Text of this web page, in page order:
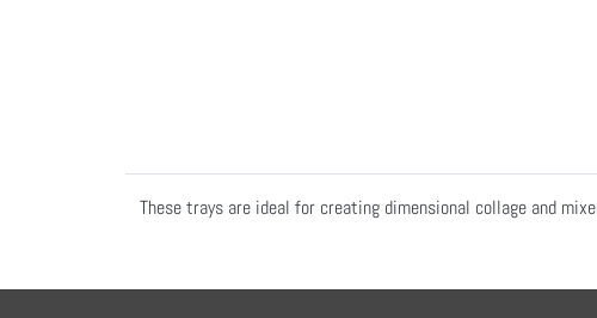
These trays are ideal for creating dimensional collage and